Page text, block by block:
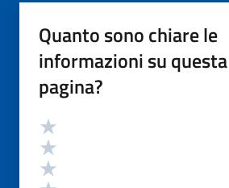
Quanto sono chiare le
informazioni su questa
pagina?
Valutazione